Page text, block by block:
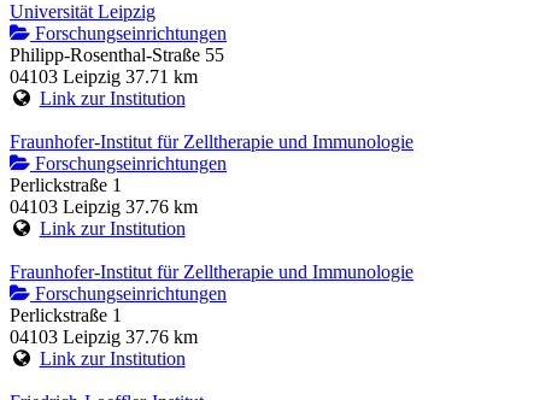
Universität Leipzig
Forschungseinrichtungen
Philipp-Rosenthal-Straße 55
04103 Leipzig 37.71 km
Link zur Institution
Fraunhofer-Institut für Zelltherapie und Immunologie
Forschungseinrichtungen
Perlickstraße 1
04103 Leipzig 37.76 km
Link zur Institution
Fraunhofer-Institut für Zelltherapie und Immunologie
Forschungseinrichtungen
Perlickstraße 1
04103 Leipzig 37.76 km
Link zur Institution